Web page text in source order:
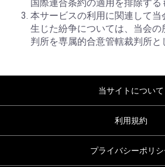
国際連合条約の適用を排除する
本サービスの利用に関連して
生じた紛争については、当会
判所を専属的合意管轄裁判所と
当サイトについて
利用規約
プライバシーポリシ